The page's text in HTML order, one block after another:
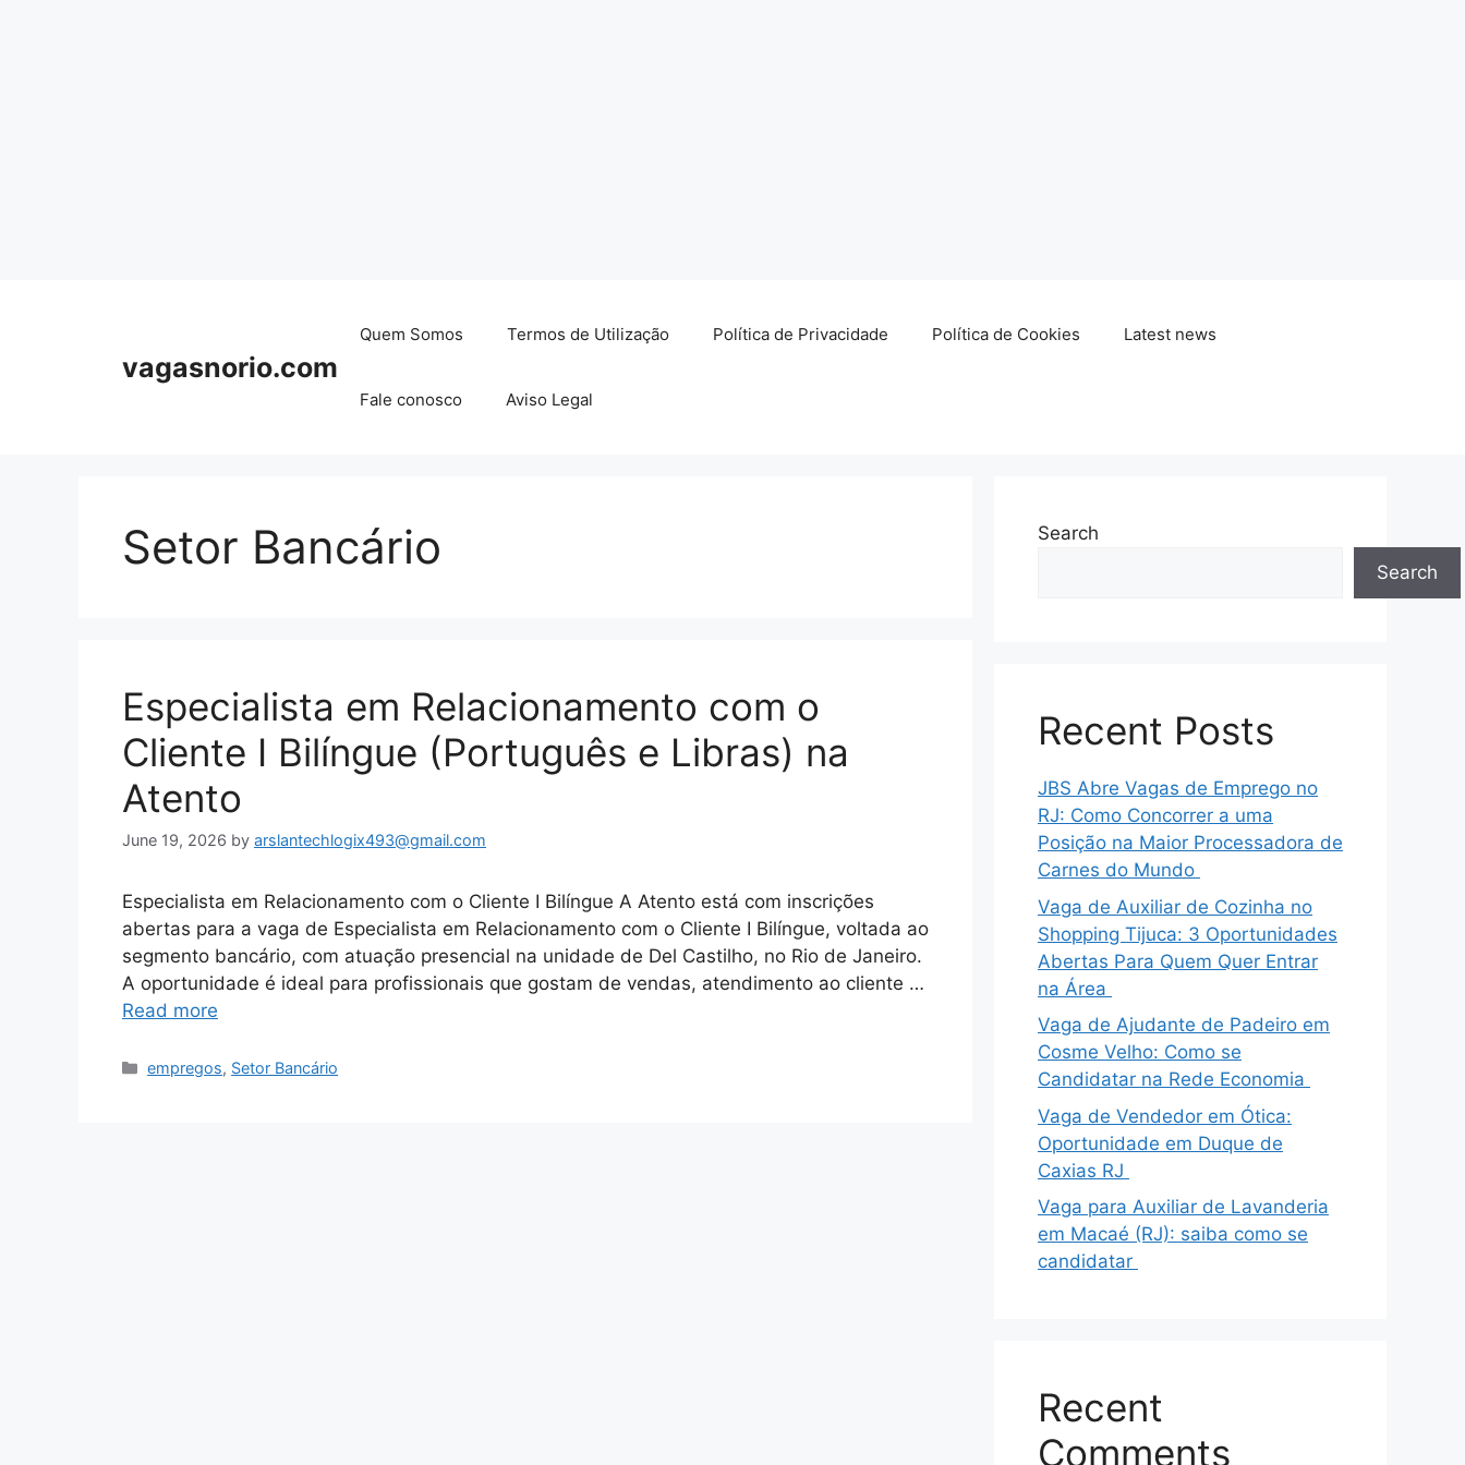
vagasnorio.com
Quem Somos Termos de Utilização Política de Privacidade Política de Cookies Latest news
Fale conosco Aviso Legal
Setor Bancário
Especialista em Relacionamento com o
Cliente I Bilíngue (Português e Libras) na
Atento
June 19, 2026 by arslantechlogix493@gmail.com
Especialista em Relacionamento com o Cliente I Bilíngue A Atento está com inscrições
abertas para a vaga de Especialista em Relacionamento com o Cliente I Bilíngue, voltada ao
segmento bancário, com atuação presencial na unidade de Del Castilho, no Rio de Janeiro.
A oportunidade é ideal para profissionais que gostam de vendas, atendimento ao cliente …
Read more
Categories
empregos, Setor Bancário
Search
Search
Recent Posts
JBS Abre Vagas de Emprego no
RJ: Como Concorrer a uma
Posição na Maior Processadora de
Carnes do Mundo
Vaga de Auxiliar de Cozinha no
Shopping Tijuca: 3 Oportunidades
Abertas Para Quem Quer Entrar
na Área
Vaga de Ajudante de Padeiro em
Cosme Velho: Como se
Candidatar na Rede Economia
Vaga de Vendedor em Ótica:
Oportunidade em Duque de
Caxias RJ
Vaga para Auxiliar de Lavanderia
em Macaé (RJ): saiba como se
candidatar
Recent
Comments